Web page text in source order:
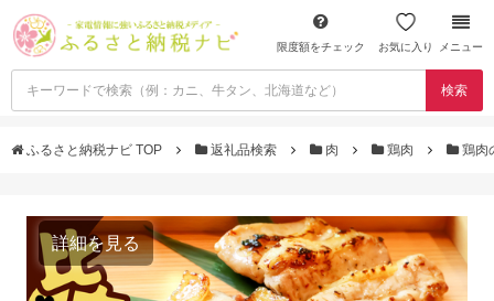
限度額をチェック お気に入り メニュー
検索
ふるさと納税ナビ TOP 返礼品検索 肉 鶏肉 鶏肉
詳細を見る